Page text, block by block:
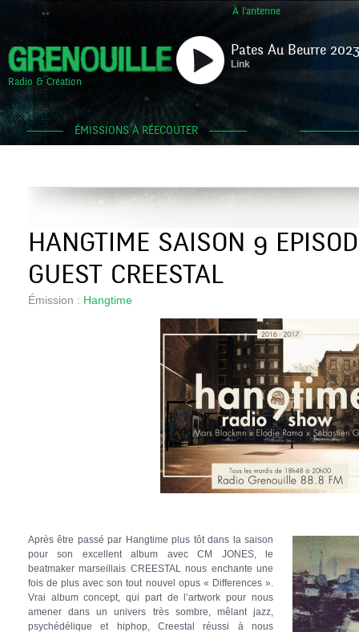
À l'antenne
Radio & Création
Pates Au Beurre
Link
ÉMISSIONS À RÉECOUTER
HANGTIME SAISON 9
GUEST CREESTAL
Émission : Hangtime
Après être passé par Hangtime plus tôt dans la saison
pour son excellent album avec CM JONES, le
beatmaker marseillais CREESTAL nous enchante une
fois de plus avec son tout nouvel opus « Differences ».
Vrai album concept, qui part de l’artwork pour nous
amener dans un univers très sombre, mêlant jazz,
psychédélique et hiphop, Creestal réussi à nous